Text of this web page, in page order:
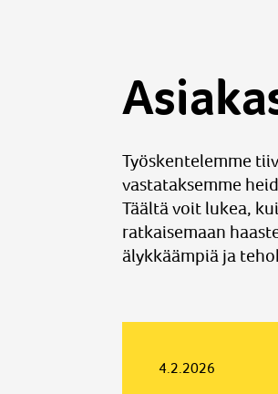
Työskentelemme
vastataksemme
Täältä voit lukea,
ratkaisemaan
älykkäämpiä ja
4.2.2026